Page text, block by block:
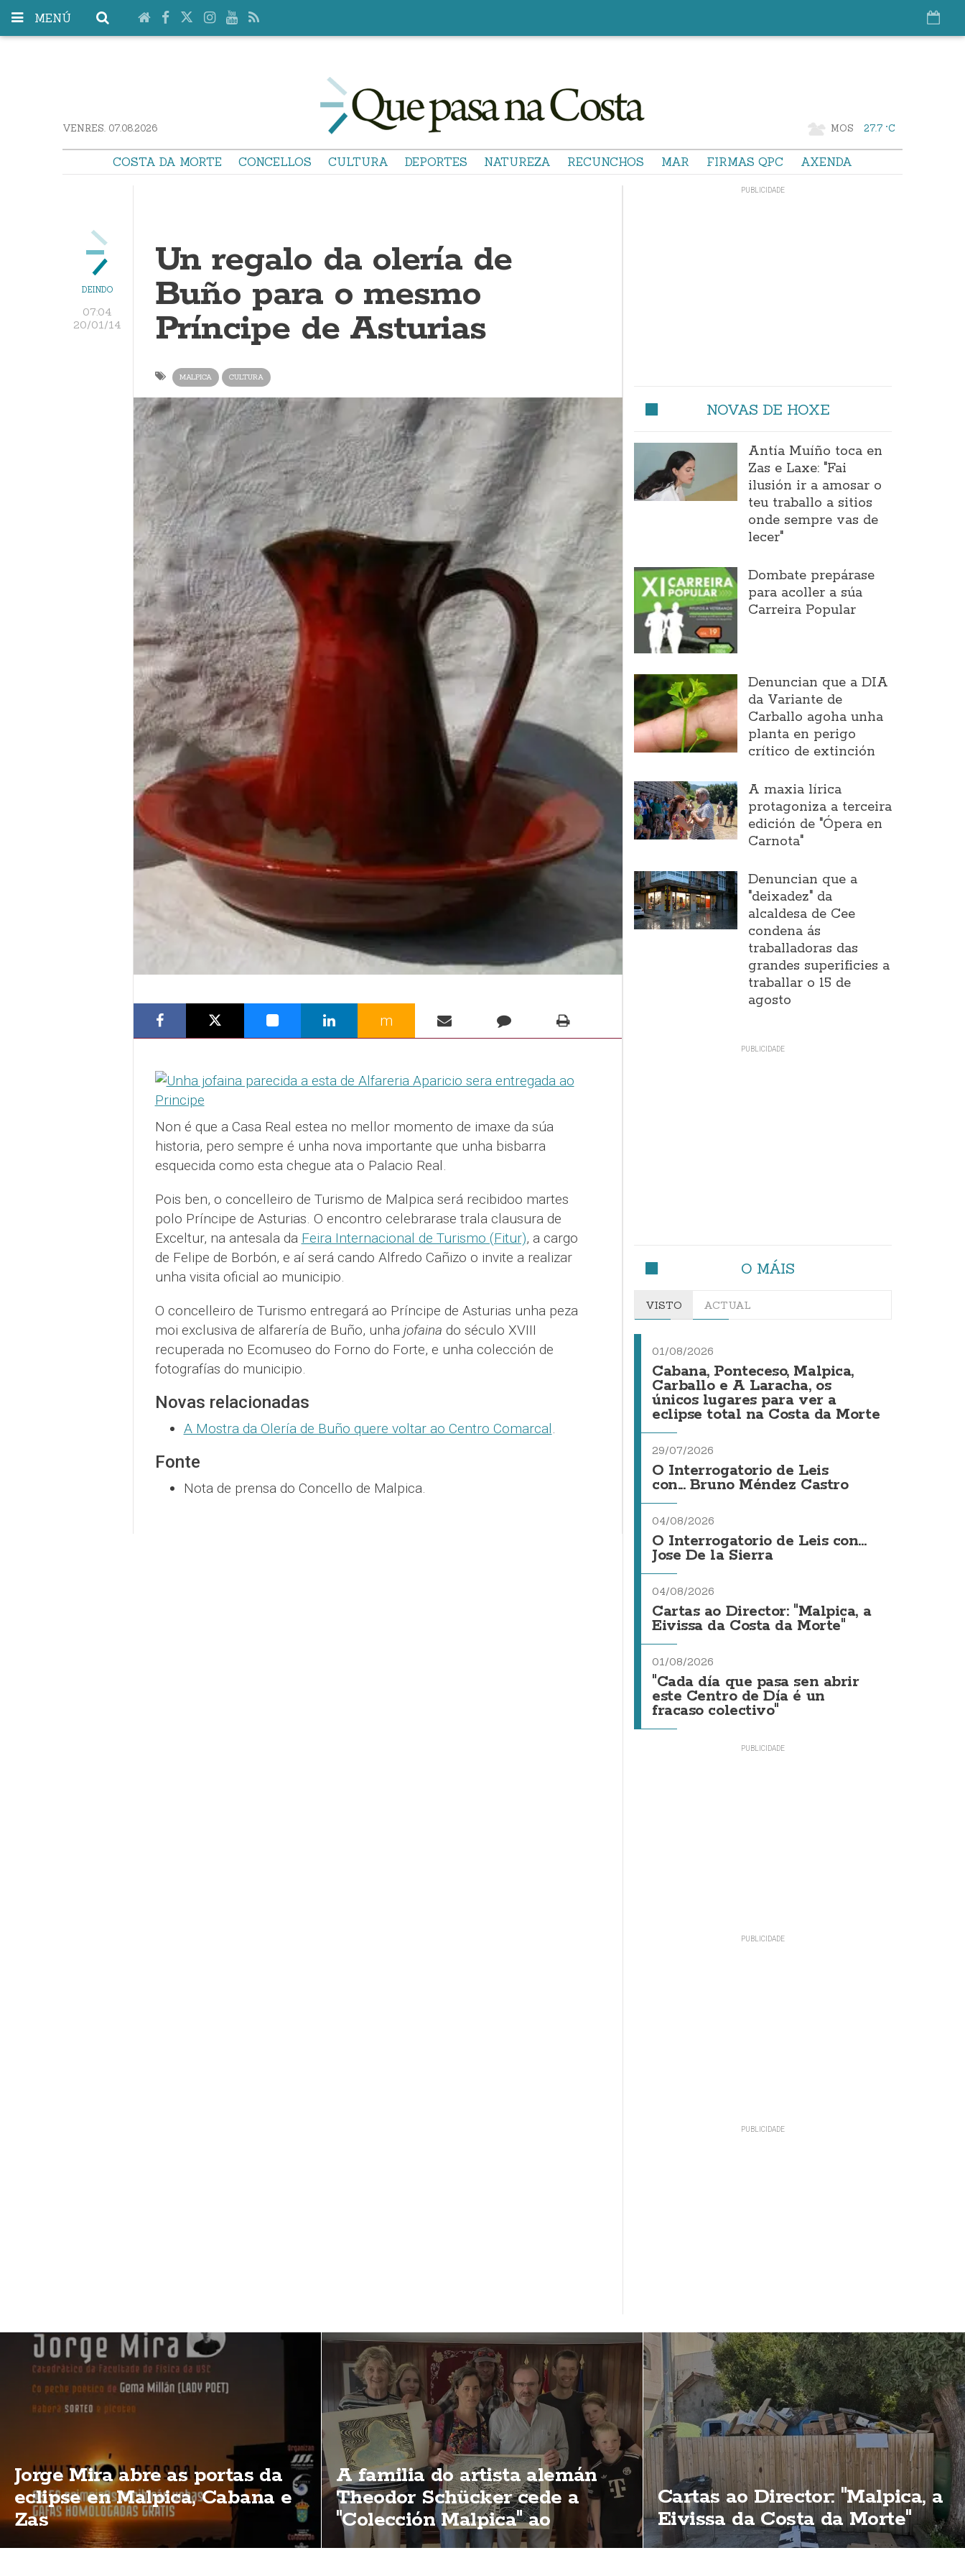
MENÚ
VENRES. 07.08.2026 MOS 27.7 °C
COSTA DA MORTE CONCELLOS CULTURA DEPORTES NATUREZA RECUNCHOS MAR FIRMAS QPC AXENDA
DEINDO
07:04
20/01/14
Un regalo da olería de
Buño para o mesmo
Príncipe de Asturias
MALPICA CULTURA
m
Non é que a Casa Real estea no mellor momento de imaxe da súa
historia, pero sempre é unha nova importante que unha bisbarra
esquecida como esta chegue ata o Palacio Real.
Pois ben, o concelleiro de Turismo de Malpica será recibidoo martes
polo Príncipe de Asturias. O encontro celebrarase trala clausura de
Exceltur, na antesala da Feira Internacional de Turismo (Fitur), a cargo
de Felipe de Borbón, e aí será cando Alfredo Cañizo o invite a realizar
unha visita oficial ao municipio.
O concelleiro de Turismo entregará ao Príncipe de Asturias unha peza
moi exclusiva de alfarería de Buño, unha jofaina do século XVIII
recuperada no Ecomuseo do Forno do Forte, e unha colección de
fotografías do municipio.
Novas relacionadas
A Mostra da Olería de Buño quere voltar ao Centro Comarcal.
Fonte
Nota de prensa do Concello de Malpica.
NOVAS DE HOXE
Antía Muíño toca en
Zas e Laxe: "Fai
ilusión ir a amosar o
teu traballo a sitios
onde sempre vas de
lecer"
Dombate prepárase
para acoller a súa
Carreira Popular
Denuncian que a DIA
da Variante de
Carballo agoha unha
planta en perigo
crítico de extinción
A maxia lírica
protagoniza a terceira
edición de "Ópera en
Carnota"
Denuncian que a
"deixadez" da
alcaldesa de Cee
condena ás
traballadoras das
grandes superificies a
traballar o 15 de
agosto
O MÁIS
VISTO ACTUAL
01/08/2026
Cabana, Ponteceso, Malpica,
Carballo e A Laracha, os
únicos lugares para ver a
eclipse total na Costa da Morte
29/07/2026
O Interrogatorio de Leis
con... Bruno Méndez Castro
04/08/2026
O Interrogatorio de Leis con...
Jose De la Sierra
04/08/2026
Cartas ao Director: "Malpica, a
Eivissa da Costa da Morte"
01/08/2026
"Cada día que pasa sen abrir
este Centro de Día é un
fracaso colectivo"
Jorge Mira abre as portas da
eclipse en Malpica, Cabana e
Zas
A familia do artista alemán
Theodor Schücker cede a
"Colección Malpica" ao
concello malpicán
Cartas ao Director: "Malpica, a
Eivissa da Costa da Morte"